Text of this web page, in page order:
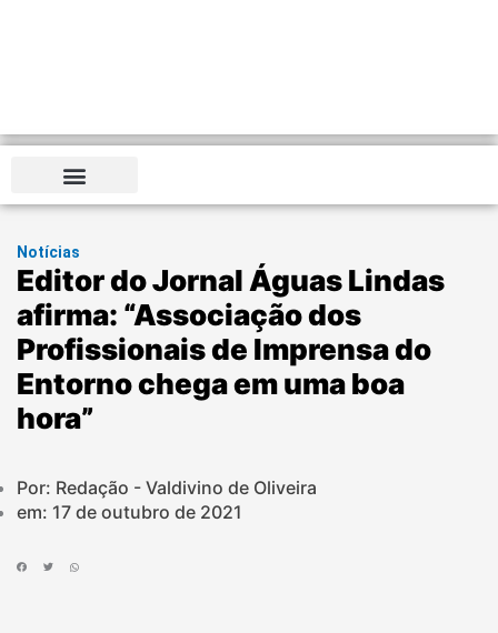
Notícias
Editor do Jornal Águas Lindas
afirma: “Associação dos
Profissionais de Imprensa do
Entorno chega em uma boa
hora”
Por: Redação - Valdivino de Oliveira
em: 17 de outubro de 2021